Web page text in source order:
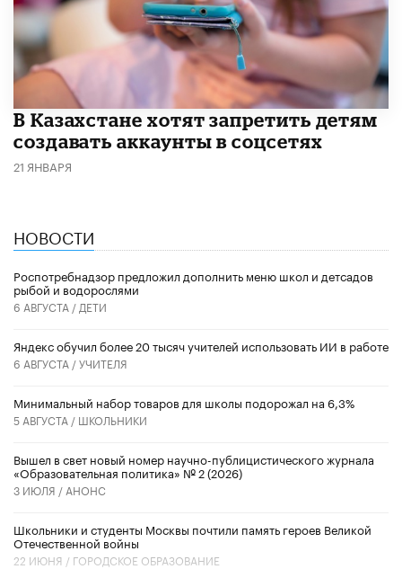
В Казахстане хотят запретить детям
создавать аккаунты в соцсетях
21 ЯНВАРЯ
НОВОСТИ
Роспотребнадзор предложил дополнить меню школ и детсадов
рыбой и водорослями
6 АВГУСТА / ДЕТИ
​Яндекс обучил более 20 тысяч учителей использовать ИИ в работе
6 АВГУСТА /УЧИТЕЛЯ
Минимальный набор товаров для школы подорожал на 6,3%
5 АВГУСТА / ШКОЛЬНИКИ
Вышел в свет новый номер научно-публицистического журнала
«Образовательная политика» № 2 (2026)
3 ИЮЛЯ / АНОНС
Школьники и студенты Москвы почтили память героев Великой
Отечественной войны
22 ИЮНЯ / ГОРОДСКОЕ ОБРАЗОВАНИЕ